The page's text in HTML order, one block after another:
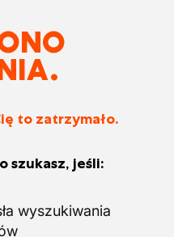
to zatrzymało.
szukasz, jeśli:
wyszukiwania